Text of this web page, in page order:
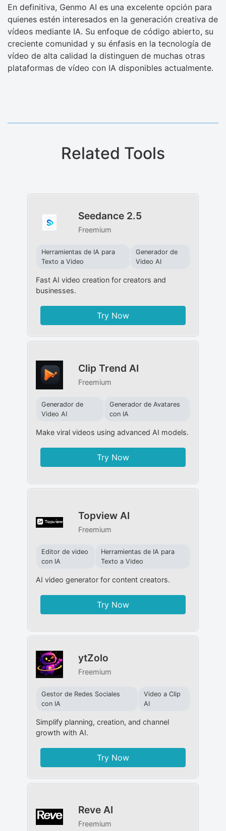
En definitiva, Genmo AI es una excelente opción para
quienes estén interesados ​​en la generación creativa de
vídeos mediante IA. Su enfoque de código abierto, su
creciente comunidad y su énfasis en la tecnología de
vídeo de alta calidad la distinguen de muchas otras
plataformas de vídeo con IA disponibles actualmente.
Related Tools
Seedance 2.5
Freemium
Herramientas de IA para
Texto a Video
Generador de
Video AI
Fast AI video creation for creators and
businesses.
Try Now
Clip Trend AI
Freemium
Generador de
Video AI
Generador de Avatares
con IA
Make viral videos using advanced AI models.
Try Now
Topview AI
Freemium
Editor de video
con IA
Herramientas de IA para
Texto a Video
AI video generator for content creators.
Try Now
ytZolo
Freemium
Gestor de Redes Sociales
con IA
Video a Clip
AI
Simplify planning, creation, and channel
growth with AI.
Try Now
Reve AI
Freemium